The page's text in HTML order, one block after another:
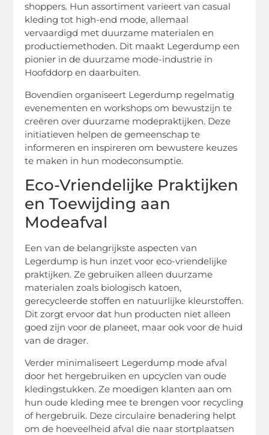
shoppers. Hun assortiment varieert van casual
kleding tot high-end mode, allemaal
vervaardigd met duurzame materialen en
productiemethoden. Dit maakt Legerdump een
pionier in de duurzame mode-industrie in
Hoofddorp en daarbuiten.
Bovendien organiseert Legerdump regelmatig
evenementen en workshops om bewustzijn te
creëren over duurzame modepraktijken. Deze
initiatieven helpen de gemeenschap te
informeren en inspireren om bewustere keuzes
te maken in hun modeconsumptie.
Eco-Vriendelijke Praktijken
en Toewijding aan
Modeafval
Een van de belangrijkste aspecten van
Legerdump is hun inzet voor eco-vriendelijke
praktijken. Ze gebruiken alleen duurzame
materialen zoals biologisch katoen,
gerecycleerde stoffen en natuurlijke kleurstoffen.
Dit zorgt ervoor dat hun producten niet alleen
goed zijn voor de planeet, maar ook voor de huid
van de drager.
Verder minimaliseert Legerdump mode afval
door het hergebruiken en upcyclen van oude
kledingstukken. Ze moedigen klanten aan om
hun oude kleding mee te brengen voor recycling
of hergebruik. Deze circulaire benadering helpt
om de hoeveelheid afval die naar stortplaatsen